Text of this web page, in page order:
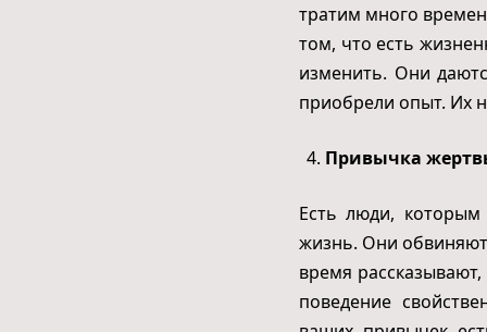
тратим много
том, что есть
изменить. Они
приобрели опыт. Их
Привычка
Есть люди, которым
жизнь. Они обвиняют
время
поведение